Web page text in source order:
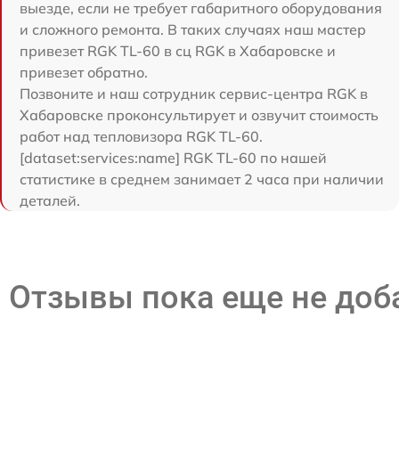
выезде, если не требует габаритного оборудования
и сложного ремонта. В таких случаях наш мастер
привезет RGK TL-60 в сц RGK в Хабаровске и
привезет обратно.
Позвоните и наш сотрудник сервис-центра RGK в
Хабаровске проконсультирует и озвучит стоимость
работ над тепловизора RGK TL-60.
[dataset:services:name] RGK TL-60 по нашей
статистике в среднем занимает 2 часа при наличии
деталей.
Отзывы пока еще не